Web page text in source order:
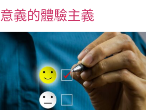
義的體驗主義